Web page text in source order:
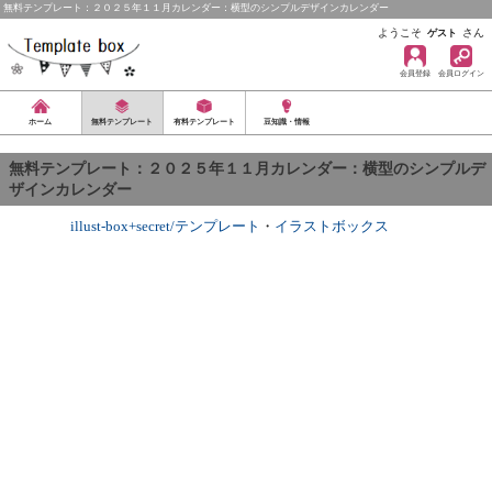
無料テンプレート：２０２５年１１月カレンダー：横型のシンプルデザインカレンダー
ようこそ ゲスト さん
会員登録 会員ログイン
ホーム 無料テンプレート 有料テンプレート 豆知識・情報
無料テンプレート：２０２５年１１月カレンダー：横型のシンプルデ
ザインカレンダー
illust-box+secret/テンプレート ・ イラストボックス